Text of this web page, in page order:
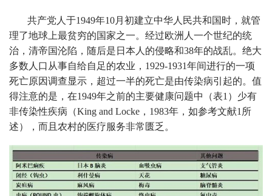
共产党人于1949年10月初建立中华人民共和国时，就管
理了地球上最贫穷的国家之一。经过欧洲人一个世纪的统
治，清帝国沦陷，随后是日本人的侵略和38年的战乱。绝大
多数人口从事自给自足的农业，1929-1931年间进行的一项
死亡原因调查显示，超过一半的死亡是由传染病引起的。值
得注意的是，在1949年之前的主要健康问题中（表1）少有
非传染性疾病（King and Locke，1983年，如参考文献1所
述），而且农村的医疗服务非常匮乏。